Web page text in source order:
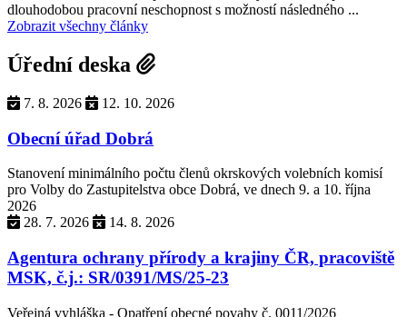
dlouhodobou pracovní neschopnost s možností následného ...
Zobrazit všechny články
Úřední deska
7. 8. 2026 12. 10. 2026
Obecní úřad Dobrá
Stanovení minimálního počtu členů okrskových volebních komisí
pro Volby do Zastupitelstva obce Dobrá, ve dnech 9. a 10. října
2026
28. 7. 2026
14. 8. 2026
Agentura ochrany přírody a krajiny ČR, pracoviště
MSK, č.j.: SR/0391/MS/25-23
Veřejná vyhláška - Opatření obecné povahy č. 0011/2026